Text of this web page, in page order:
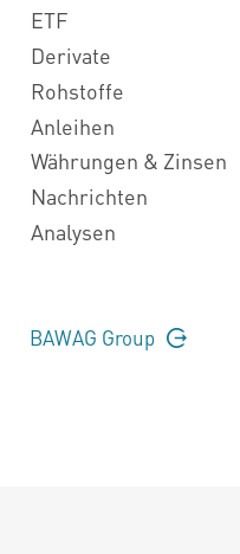
ETF
Derivate
Rohstoffe
Anleihen
Währungen & Zinsen
Nachrichten
Analysen
BAWAG Group